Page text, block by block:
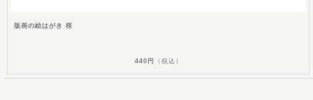
版画の絵はがき 桜
440円 （税込）